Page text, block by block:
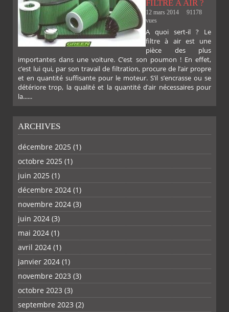
FILTRE À AIR ?
12 mars 2014
91178
vues
A quoi sert-il ? Le
filtre à air est une
pièce des plus
importantes dans une voiture. C’est son poumon ! En effet,
c’est lui qui, par son travail de filtration, procure de l’air propre
et en quantité suffisante pour le moteur. S’il s’encrasse ou se
détériore trop, la qualité et la quantité d’air nécessaires pour
la......
ARCHIVES
décembre 2025 (1)
octobre 2025 (1)
juin 2025 (1)
décembre 2024 (1)
novembre 2024 (3)
juin 2024 (3)
mai 2024 (1)
avril 2024 (1)
janvier 2024 (1)
novembre 2023 (3)
octobre 2023 (3)
septembre 2023 (2)